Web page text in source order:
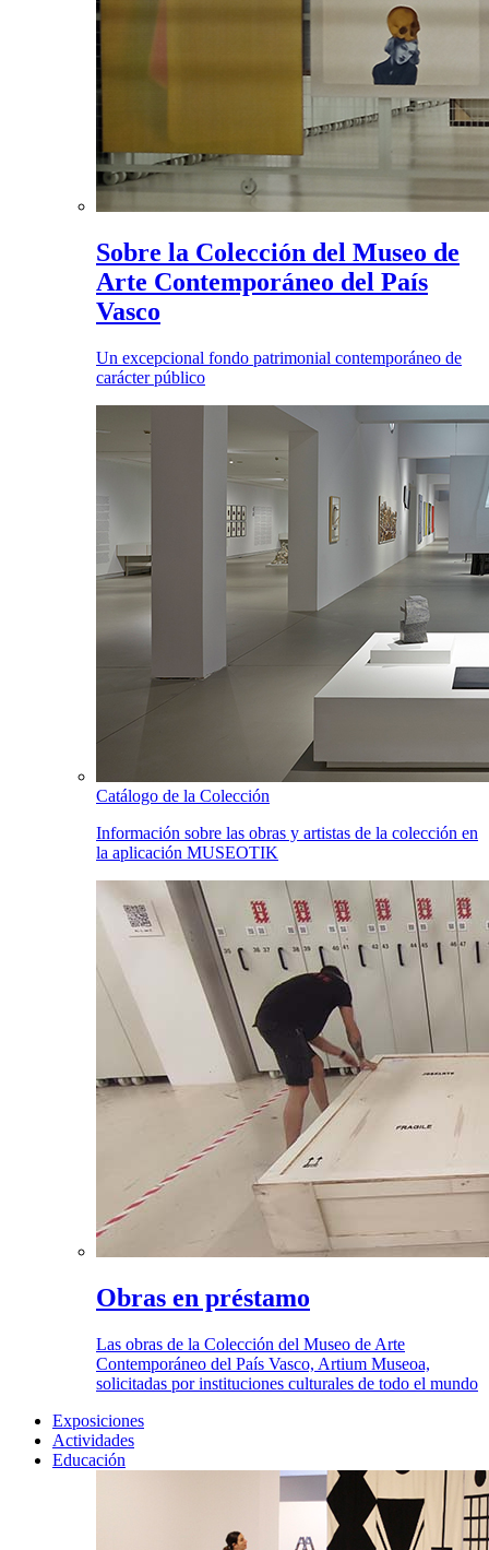
Sobre la Colección del Museo de
Arte Contemporáneo del País
Vasco
Un excepcional fondo patrimonial contemporáneo de
carácter público
Catálogo de la Colección
Información sobre las obras y artistas de la colección en
la aplicación MUSEOTIK
Obras en préstamo
Las obras de la Colección del Museo de Arte
Contemporáneo del País Vasco, Artium Museoa,
solicitadas por instituciones culturales de todo el mundo
Exposiciones
Actividades
Educación